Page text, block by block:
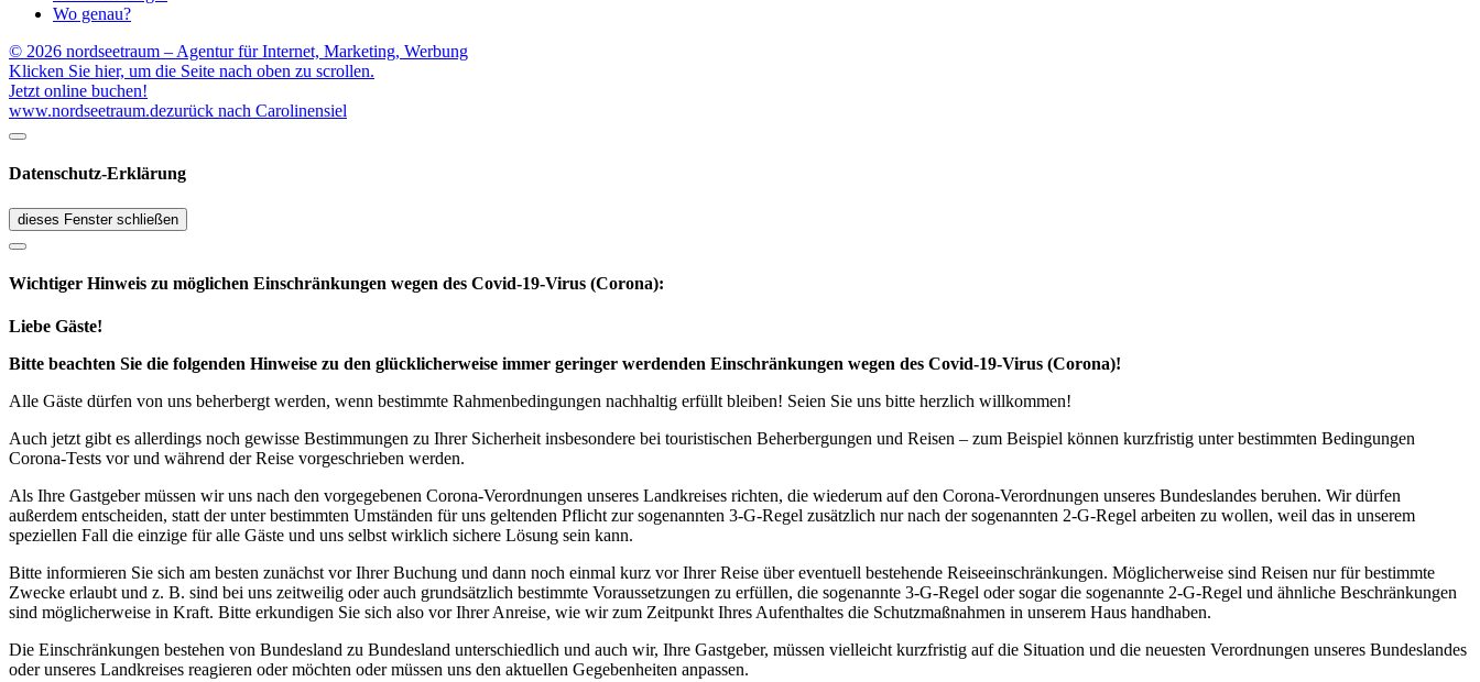
Wo genau?
© 2026 nordseetraum – Agentur für Internet, Marketing, Werbung
Klicken Sie hier, um die Seite nach oben zu scrollen.
Jetzt online buchen!
www.nordseetraum.dezurück nach Carolinensiel
Datenschutz-Erklärung
dieses Fenster schließen
Wichtiger Hinweis zu möglichen Ein­schränk­ungen wegen des Covid-19-Virus (Corona):
Liebe Gäste!
Bitte beachten Sie die folgenden Hinweise zu den glücklicherweise immer geringer werdenden Einschränkungen wegen des Covid-19-Virus (Corona)!
Alle Gäste dürfen von uns beherbergt werden, wenn bestimmte Rahmenbedingungen nachhaltig erfüllt bleiben! Seien Sie uns bitte herzlich willkommen!
Auch jetzt gibt es allerdings noch gewisse Bestimmungen zu Ihrer Sicherheit insbesondere bei touristischen Beherbergungen und Reisen – zum Beispiel können kurzfristig unter bestimmten Bedingungen
Corona-Tests vor und während der Reise vorgeschrieben werden.
Als Ihre Gastgeber müssen wir uns nach den vorgegebenen Corona-Verordnungen unseres Landkreises richten, die wiederum auf den Corona-Verordnungen unseres Bundeslandes beruhen. Wir dürfen
außerdem entscheiden, statt der unter bestimmten Umständen für uns geltenden Pflicht zur sogenannten 3-G-Regel zusätzlich nur nach der sogenannten 2-G-Regel arbeiten zu wollen, weil das in unserem
speziellen Fall die einzige für alle Gäste und uns selbst wirklich sichere Lösung sein kann.
Bitte informieren Sie sich am besten zunächst vor Ihrer Buchung und dann noch einmal kurz vor Ihrer Reise über eventuell bestehende Reiseeinschränkungen. Möglicherweise sind Reisen nur für bestimmte
Zwecke erlaubt und z. B. sind bei uns zeitweilig oder auch grundsätzlich bestimmte Voraussetzungen zu erfüllen, die sogenannte 3-G-Regel oder sogar die sogenannte 2-G-Regel und ähnliche Beschränkungen
sind möglicherweise in Kraft. Bitte erkundigen Sie sich also vor Ihrer Anreise, wie wir zum Zeitpunkt Ihres Aufenthaltes die Schutzmaßnahmen in unserem Haus handhaben.
Die Einschränkungen bestehen von Bundesland zu Bundesland unterschiedlich und auch wir, Ihre Gastgeber, müssen vielleicht kurzfristig auf die Situation und die neuesten Verordnungen unseres Bundeslandes
oder unseres Landkreises reagieren oder möchten oder müssen uns den aktuellen Gegebenheiten anpassen.